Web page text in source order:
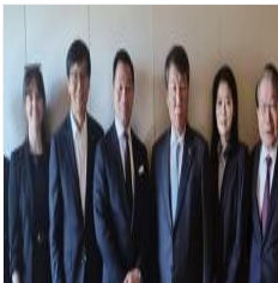
주한미군전우회 회원들과 함께 각
자의 방식으로 이 추모의 시간에 동
참해 주시기를 바랍니다. 추모비를
방문하거나, 기념식에 참석하거나,
이야기를 나누거나, 혹은 잠시 멈추
어 이 날의 의미를 되새기는 것만으
로도 충분합니다. 5월 25일 미국 메
모리얼 데이에는 동부시간 오후 3
시에 잠시 묵념해 주시기 바랍니다.
6월 6일 대한민국 현충일에는 오전
눴다. 롬바르도 미2사단장의 헌화
는 미측 고위급 인사 중 2번째 헌화
이다. 롬바르도 장군은 한국전쟁 당
시 미 육군 2사단 소속 중대장으로
참전해 전사한 큰아버지 티모시 롬
바르도의 사례를 언급하며, 한반도
의 평화를 위해 희생된 장병들의 헌
신을 기리고 그 의미를 되새겼다.
또한 전쟁 이후에도 임무 수행 중
희생된 103명의 주한미군 장병들